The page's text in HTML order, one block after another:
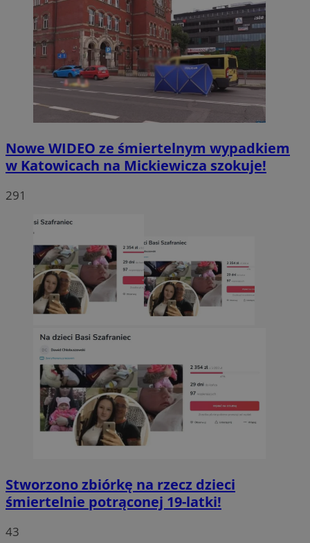
Nowe WIDEO ze śmiertelnym wypadkiem
w Katowicach na Mickiewicza szokuje!
291
Stworzono zbiórkę na rzecz dzieci
śmiertelnie potrąconej 19-latki!
43